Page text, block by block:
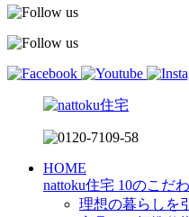
HOME
nattoku住宅 10のこだ
理想の暮らしを